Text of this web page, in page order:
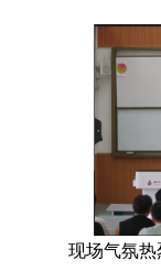
现场气氛热